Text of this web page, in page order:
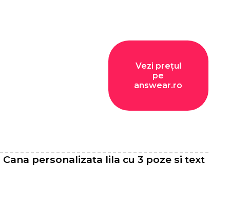
Vezi prețul
pe
answear.ro
Cana personalizata lila cu 3 poze si text